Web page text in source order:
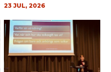
23 JUL, 2026